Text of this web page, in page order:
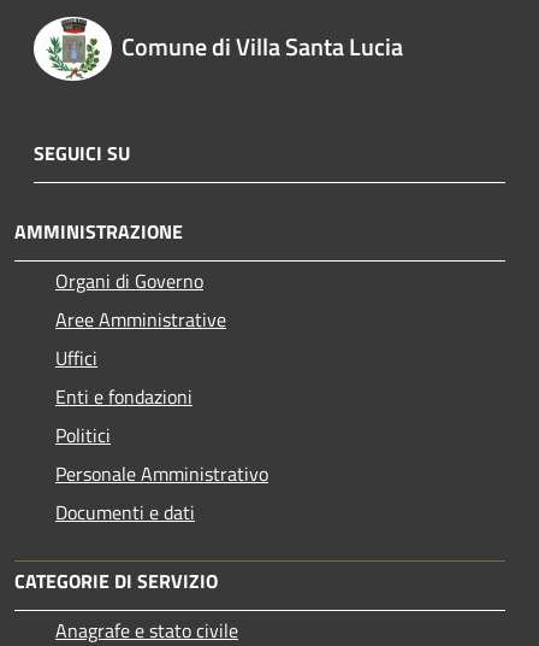
Comune di Villa Santa Lucia
SEGUICI SU
AMMINISTRAZIONE
Organi di Governo
Aree Amministrative
Uffici
Enti e fondazioni
Politici
Personale Amministrativo
Documenti e dati
CATEGORIE DI SERVIZIO
Anagrafe e stato civile